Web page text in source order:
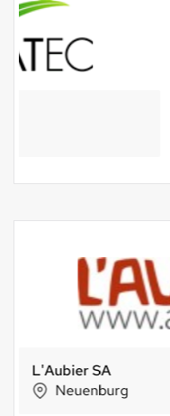
Stadtladen
St. Gallen